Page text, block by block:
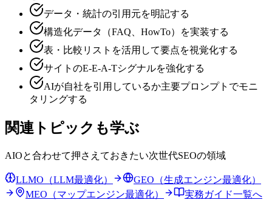
データ・統計の引用元を明記する
構造化データ（FAQ、HowTo）を実装する
表・比較リストを活用して要点を視覚化する
サイトのE-E-A-Tシグナルを強化する
AIが自社を引用しているか主要プロンプトでモニ
タリングする
関連トピックも学ぶ
AIOと合わせて押さえておきたい次世代SEOの領域
LLMO（LLM最適化）
GEO（生成エンジン最適化）
MEO（マップエンジン最適化）
実務ガイド一覧へ